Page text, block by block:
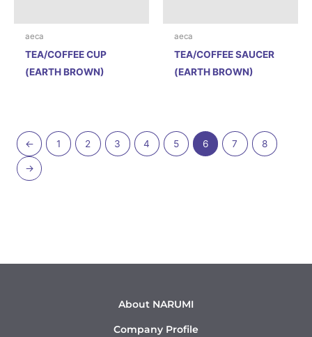
aeca
TEA/COFFEE CUP
(EARTH BROWN)
aeca
TEA/COFFEE SAUCER
(EARTH BROWN)
← 1 2 3 4 5 6 7 8
→
About NARUMI
Company Profile